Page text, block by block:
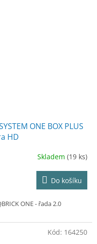
ONE BOX PLUS
HD
Skladem (19 ks)
Do košíku
ONE - řada 2.0
Kód: 164250